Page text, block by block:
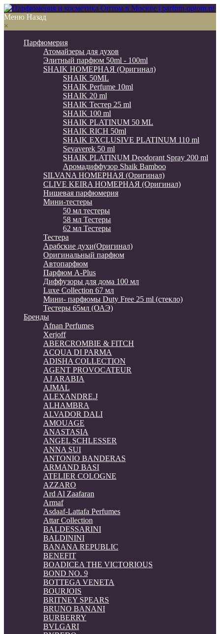
Меню Назад
×
Парфюмерия
Атомайзеры для духов
Элитный парфюм 50ml - 100ml
SHAIK НОМЕРНАЯ (Оригинал)
SHAIK 50ML
SHAIK Perfume 10ml
SHAIK 20 ml
SHAIK Тестер 25 ml
SHAIK 100 ml
SHAIK PLATINUM 50 ML
SHAIK RICH 50ml
SHAIK EXCLUSIVE PLATINUM 110 ml
Sevaverek 50 ml
SHAIK PLATINUM Deodorant Spray 200 ml
Аромадиффузор Shaik Bamboo
SILVANA НОМЕРНАЯ (Оригинал)
CLIVE KEIRA НОМЕРНАЯ (Оригинал)
Нишевая парфюмерия
Мини-тестеры
50 мл тестеры
58 мл Тестеры
62 мл Тестеры
Тестера
Арабские духи(Оригинал)
Оригинальный парфюм
Автопарфюм
Парфюм A-Plus
Диффузоры для дома 100 мл
Luxe Collection 67 мл
Мини- парфюмы Duty Free 25 ml (стекло)
Тестеры 65мл (ОАЭ)
Бренды
Afnan Perfumes
Xerjoff
ABERCROMBIE & FITCH
ACQUA DI PARMA
ADISHA COLLECTION
AGENT PROVOCATEUR
AJ ARABIA
AJMAL
ALEXANDRE.J
ALHAMBRA
ALVADOR DALI
AMOUAGE
ANASTASIA
ANGEL SCHLESSER
ANNA SUI
ANTONIO BANDERAS
ARMAND BASI
ATELIER COLOGNE
AZZARO
Ard Al Zaafaran
Armaf
Asdaaf-Lattafa Perfumes
Attar Collection
BALDESSARINI
BALDININI
BANANA REPUBLIC
BENEFIT
BOADICEA THE VICTORIOUS
BOND NO. 9
BOTTEGA VENETA
BOURJOIS
BRITNEY SPEARS
BRUNO BANANI
BURBERRY
BVLGARI